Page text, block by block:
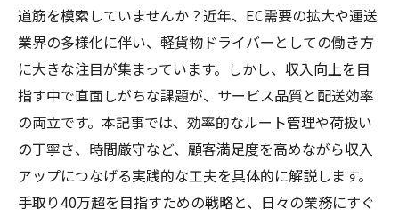
道筋を模索していませんか？近年、EC需要の拡大や運送
業界の多様化に伴い、軽貨物ドライバーとしての働き方
に大きな注目が集まっています。しかし、収入向上を目
指す中で直面しがちな課題が、サービス品質と配送効率
の両立です。本記事では、効率的なルート管理や荷扱い
の丁寧さ、時間厳守など、顧客満足度を高めながら収入
アップにつなげる実践的な工夫を具体的に解説します。
手取り40万超を目指すための戦略と、日々の業務にすぐ